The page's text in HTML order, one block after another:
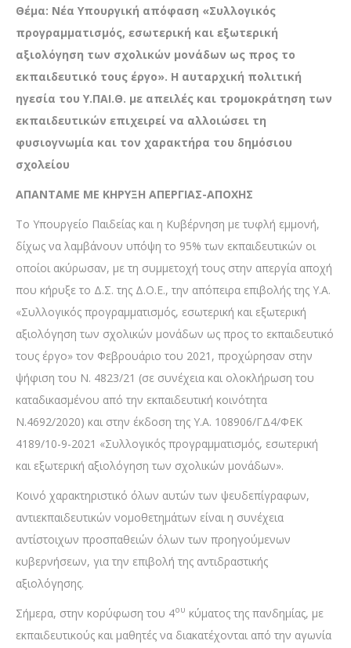
Θέμα: Νέα Υπουργική απόφαση «Συλλογικός
προγραμματισμός, εσωτερική και εξωτερική
αξιολόγηση των σχολικών μονάδων ως προς το
εκπαιδευτικό τους έργο». Η αυταρχική πολιτική
ηγεσία του Υ.ΠΑΙ.Θ. με απειλές και τρομοκράτηση των
εκπαιδευτικών επιχειρεί να αλλοιώσει τη
φυσιογνωμία και τον χαρακτήρα του δημόσιου
σχολείου
ΑΠΑΝΤΑΜΕ ΜΕ ΚΗΡΥΞΗ ΑΠΕΡΓΙΑΣ-ΑΠΟΧΗΣ
Το Υπουργείο Παιδείας και η Κυβέρνηση με τυφλή εμμονή,
δίχως να λαμβάνουν υπόψη το 95% των εκπαιδευτικών οι
οποίοι ακύρωσαν, με τη συμμετοχή τους στην απεργία αποχή
που κήρυξε το Δ.Σ. της Δ.Ο.Ε., την απόπειρα επιβολής της Υ.Α.
«Συλλογικός προγραμματισμός, εσωτερική και εξωτερική
αξιολόγηση των σχολικών μονάδων ως προς το εκπαιδευτικό
τους έργο» τον Φεβρουάριο του 2021, προχώρησαν στην
ψήφιση του Ν. 4823/21 (σε συνέχεια και ολοκλήρωση του
καταδικασμένου από την εκπαιδευτική κοινότητα
Ν.4692/2020) και στην έκδοση της Υ.Α. 108906/ΓΔ4/ΦΕΚ
4189/10-9-2021 «Συλλογικός προγραμματισμός, εσωτερική
και εξωτερική αξιολόγηση των σχολικών μονάδων».
Κοινό χαρακτηριστικό όλων αυτών των ψευδεπίγραφων,
αντιεκπαιδευτικών νομοθετημάτων είναι η συνέχεια
αντίστοιχων προσπαθειών όλων των προηγούμενων
κυβερνήσεων, για την επιβολή της αντιδραστικής
αξιολόγησης.
Σήμερα, στην κορύφωση του 4ου κύματος της πανδημίας, με
εκπαιδευτικούς και μαθητές να διακατέχονται από την αγωνία